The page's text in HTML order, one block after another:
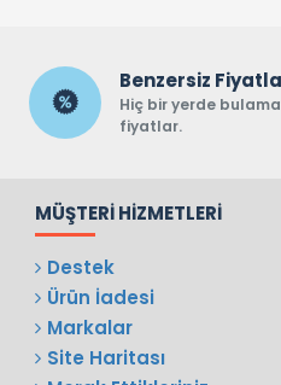
Benzersiz
Hiç bir yerde
fiyatlar.
MÜŞTERI HIZMETLERI
Destek
Ürün İadesi
Markalar
Site Haritası